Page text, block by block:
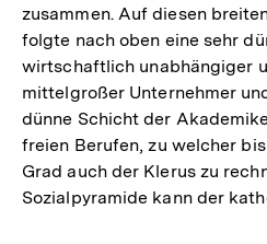
zusammen. Auf diesen
folgte nach oben eine sehr
wirtschaftlich unabhängiger
mittelgroßer Unternehmer
dünne Schicht der
freien Berufen, zu welcher
Grad auch der Klerus zu
Sozialpyramide kann der